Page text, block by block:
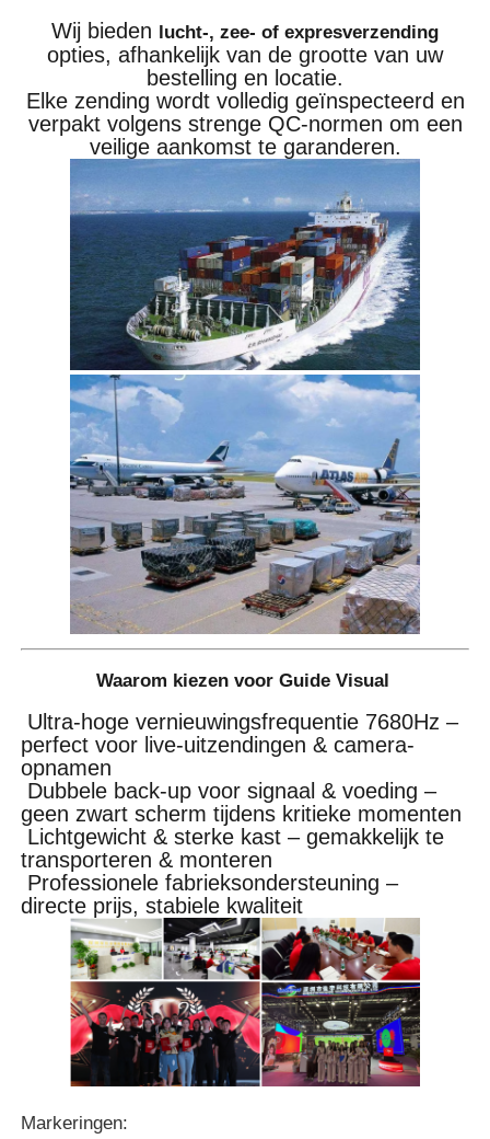
Wij bieden lucht-, zee- of expresverzending
opties, afhankelijk van de grootte van uw
bestelling en locatie.
Elke zending wordt volledig geïnspecteerd en
verpakt volgens strenge QC-normen om een
veilige aankomst te garanderen.
Waarom kiezen voor Guide Visual
Ultra-hoge vernieuwingsfrequentie 7680Hz –
perfect voor live-uitzendingen & camera-
opnamen
Dubbele back-up voor signaal & voeding –
geen zwart scherm tijdens kritieke momenten
Lichtgewicht & sterke kast – gemakkelijk te
transporteren & monteren
Professionele fabrieksondersteuning –
directe prijs, stabiele kwaliteit
Markeringen: